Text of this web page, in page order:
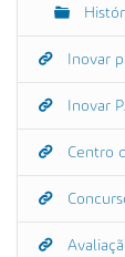
Inovar
Inovar
Centro